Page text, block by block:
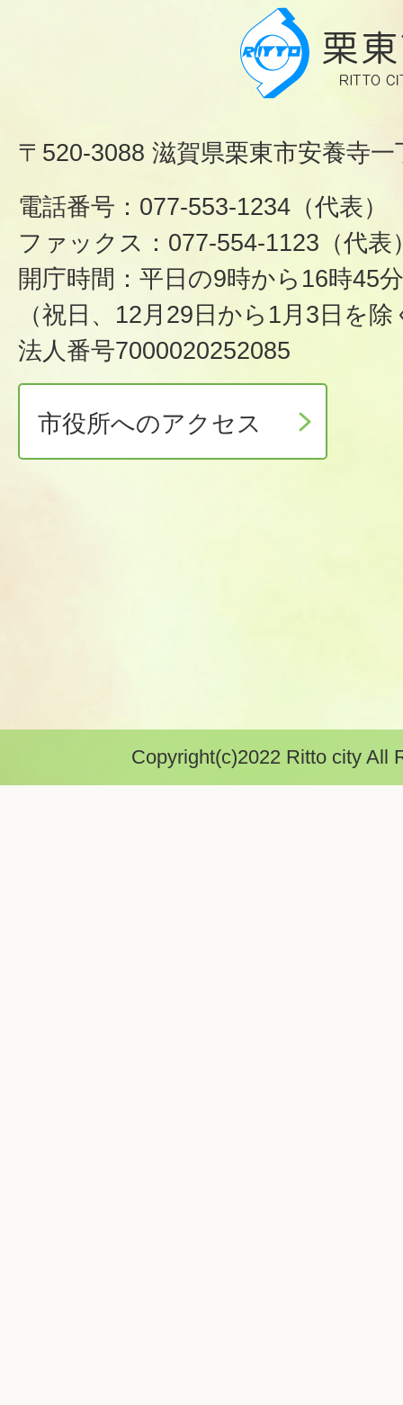
〒520-3088 滋賀県栗東市安養寺
電話番号：077-553-1234（代表）
ファックス：077-554-1123（代表
開庁時間：平日の9時から16時45分
（祝日、12月29日から1月3日を除
法人番号7000020252085
市役所へのアクセス
Copyright(c)2022 Ritto city All